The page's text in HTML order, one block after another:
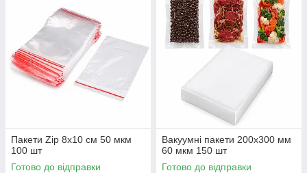
Пакети Zip 8х10 см 50 мкм
100 шт
Готово до відправки
Вакуумні пакети 200х300 мм
60 мкм 150 шт
Готово до відправки